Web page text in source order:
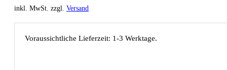
inkl. MwSt. zzgl. Versand
Voraussichtliche Lieferzeit: 1-3 Werktage.